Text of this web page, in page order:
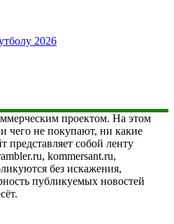
2026
проектом. На этом
чего не покупают, ни какие
представляет собой ленту
kommersant.ru,
без искажения,
публикуемых новостей